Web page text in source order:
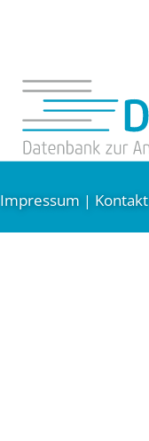
Impressum | Kontakt